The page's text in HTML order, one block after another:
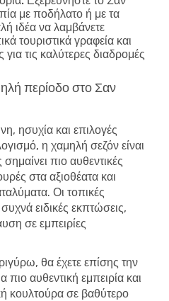
με ποδήλατο ή με τα
ιδέα να λαμβάνετε
τουριστικά γραφεία και
τις καλύτερες διαδρομές
περίοδο στο Σαν
ησυχία και επιλογές
η χαμηλή σεζόν είναι
σημαίνει πιο αυθεντικές
στα αξιοθέατα και
Οι τοπικές
ειδικές εκπτώσεις,
σε εμπειρίες
θα έχετε επίσης την
πιο αυθεντική εμπειρία και
κουλτούρα σε βαθύτερο